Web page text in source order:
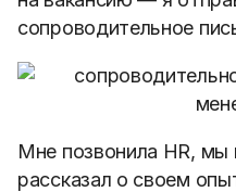
сопроводительное
Мне позвонила HR,
рассказал о своем